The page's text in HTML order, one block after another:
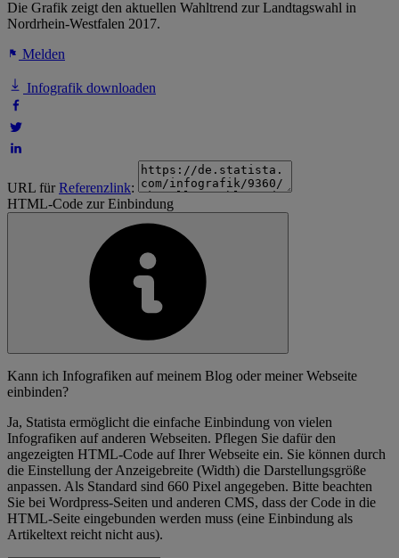
Die Grafik zeigt den aktuellen Wahltrend zur Landtagswahl in
Nordrhein-Westfalen 2017.
Melden
Infografik downloaden
URL fürReferenzlink:
HTML-Code zur Einbindung
Kann ich Infografiken auf meinem Blog oder meiner Webseite
einbinden?
Ja, Statista ermöglicht die einfache Einbindung von vielen
Infografiken auf anderen Webseiten. Pflegen Sie dafür den
angezeigten HTML-Code auf Ihrer Webseite ein. Sie können durch
die Einstellung der Anzeigebreite (Width) die Darstellungsgröße
anpassen. Als Standard sind 660 Pixel angegeben. Bitte beachten
Sie bei Wordpress-Seiten und anderen CMS, dass der Code in die
HTML-Seite eingebunden werden muss (eine Einbindung als
Artikeltext reicht nicht aus).